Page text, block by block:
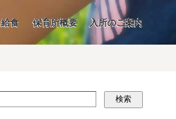
給食 保育所概要 入所のご案内
検索